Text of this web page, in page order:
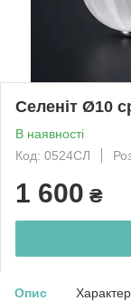
Селеніт Ø10
В наявності
Код: 0524СЛ
1 600 ₴
Опис